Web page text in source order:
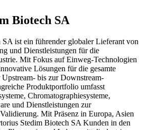
Biotech SA
SA ist ein führender globaler Lieferant von
und Dienstleistungen für die
Mit Fokus auf Einweg-Technologien
Lösungen für die gesamte
bis zur Downstream-
Produktportfolio umfasst
Chromatographiesysteme,
und Dienstleistungen zur
Mit Präsenz in Europa, Asien
Stedim Biotech SA Kunden in den